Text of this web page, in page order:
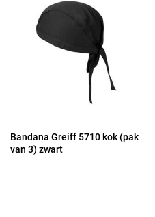
Bandana Greiff 5710 kok (pak
van 3) zwart